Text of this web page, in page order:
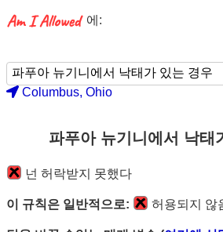
에:
Columbus, Ohio
파푸아 뉴기니에서 낙태
넌 허락받지 못했다
이 규칙은 일반적으로: 허용되지 않